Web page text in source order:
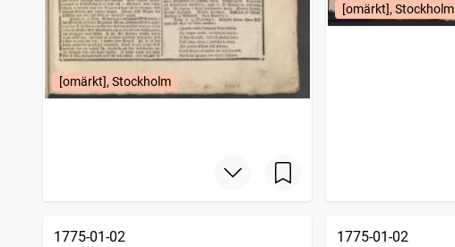
[omärkt], Stockholm
[omärkt], Stockholm
1775-01-02
1775-01-02